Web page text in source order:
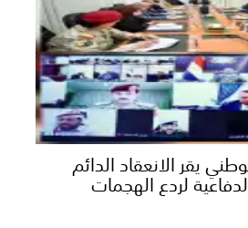
يقر الانعقاد الدائم
لردع الهجمات